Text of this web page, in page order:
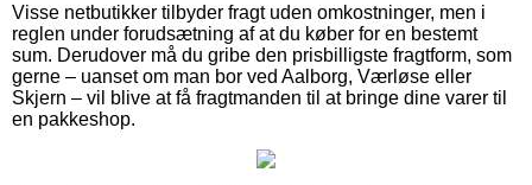
Visse netbutikker tilbyder fragt uden omkostninger, men i
reglen under forudsætning af at du køber for en bestemt
sum. Derudover må du gribe den prisbilligste fragtform, som
gerne – uanset om man bor ved Aalborg, Værløse eller
Skjern – vil blive at få fragtmanden til at bringe dine varer til
en pakkeshop.